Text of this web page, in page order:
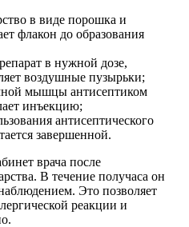
в виде порошка и
флакон до образования
в нужной дозе,
воздушные пузырьки;
мышцы антисептиком
инъекцию;
антисептического
завершенной.
врача после
В течение получаса он
Это позволяет
реакции и